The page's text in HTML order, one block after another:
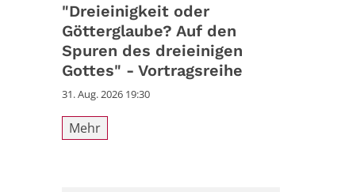
"Dreieinigkeit oder
Götterglaube? Auf den
Spuren des dreieinigen
Gottes" - Vortragsreihe
31. Aug. 2026 19:30
Mehr